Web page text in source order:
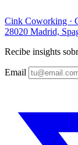
Cink Coworking ·
28020 Madrid,
Recibe insights
Email